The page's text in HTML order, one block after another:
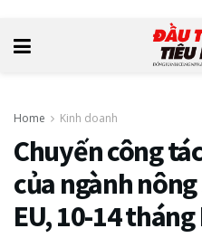
Home Kinh doanh
Chuyến công
của ngành
EU, 10-14